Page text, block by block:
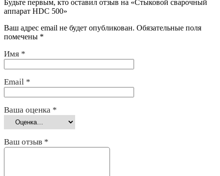
Будьте первым, кто оставил отзыв на «Стыковой сварочный
аппарат HDC 500»
Ваш адрес email не будет опубликован. Обязательные поля
помечены *
Имя *
Email *
Ваша оценка *
Ваш отзыв *